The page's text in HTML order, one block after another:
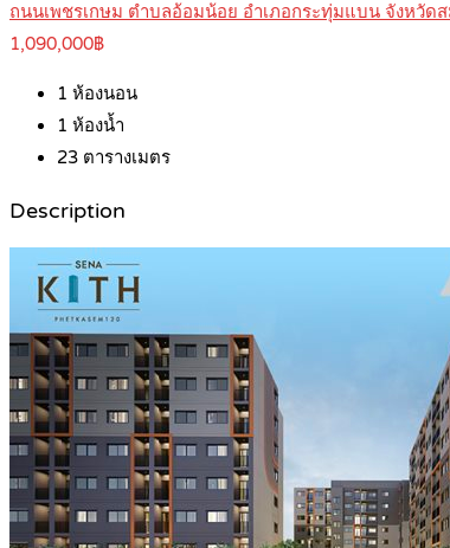
ถนนเพชรเกษม ตำบลอ้อมน้อย อำเภอกระทุ่มแบน จังหวัด
1,090,000฿
1 ห้องนอน
1 ห้องน้ำ
23 ตารางเมตร
Description